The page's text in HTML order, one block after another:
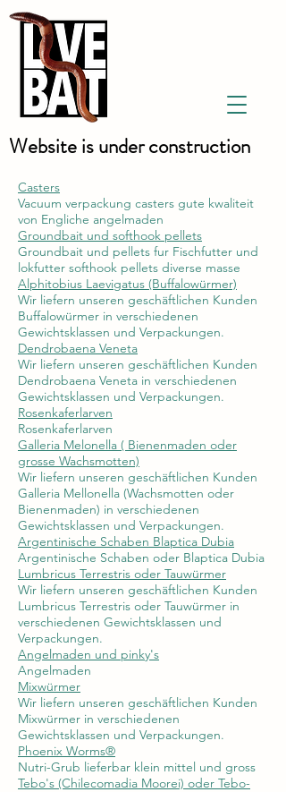
Website is under construction
Casters
Vacuum verpackung casters gute kwaliteit
von Engliche angelmaden
Groundbait und softhook pellets
Groundbait und pellets fur Fischfutter und
lokfutter softhook pellets diverse masse
Alphitobius Laevigatus (Buffalowürmer)
Wir liefern unseren geschäftlichen Kunden
Buffalowürmer in verschiedenen
Gewichtsklassen und Verpackungen.
Dendrobaena Veneta
Wir liefern unseren geschäftlichen Kunden
Dendrobaena Veneta in verschiedenen
Gewichtsklassen und Verpackungen.
Rosenkaferlarven
Rosenkaferlarven
Galleria Melonella ( Bienenmaden oder
grosse Wachsmotten)
Wir liefern unseren geschäftlichen Kunden
Galleria Mellonella (Wachsmotten oder
Bienenmaden) in verschiedenen
Gewichtsklassen und Verpackungen.
Argentinische Schaben Blaptica Dubia
Argentinische Schaben oder Blaptica Dubia
Lumbricus Terrestris oder Tauwürmer
Wir liefern unseren geschäftlichen Kunden
Lumbricus Terrestris oder Tauwürmer in
verschiedenen Gewichtsklassen und
Verpackungen.
Angelmaden und pinky's
Angelmaden
Mixwürmer
Wir liefern unseren geschäftlichen Kunden
Mixwürmer in verschiedenen
Gewichtsklassen und Verpackungen.
Phoenix Worms®
Nutri-Grub lieferbar klein mittel und gross
Tebo's (Chilecomadia Moorei) oder Tebo-